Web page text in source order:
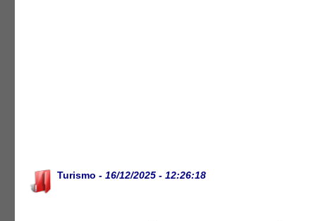
Turismo - 16/12/2025 - 12:26:18